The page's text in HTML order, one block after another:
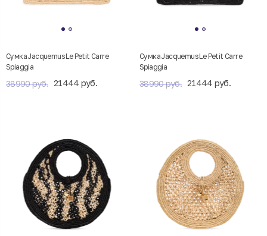
Сумка Jacquemus Le Petit Carre
Spiaggia
38990 руб. 21444 руб.
Сумка Jacquemus Le Petit Carre
Spiaggia
38990 руб. 21444 руб.